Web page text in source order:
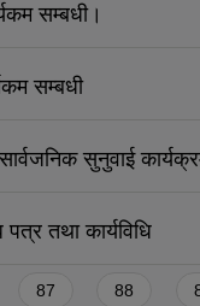
सम्बधी।
सम्बधी
सुनुवाई
तथा कार्यविधि
87 88